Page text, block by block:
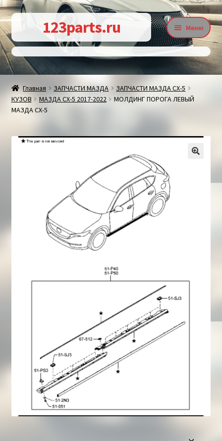
Перейти
к
навигации
Перейти
к
содержимому
123parts.ru Меню
Контакты
Доставка и оплата
Корзина
Главная ЗАПЧАСТИ МАЗДА
ЗАПЧАСТИ МАЗДА СХ-5
КУЗОВ
МАЗДА СХ-5 2017-2022
МОЛДИНГ ПОРОГА ЛЕВЫЙ
МАЗДА СХ-5